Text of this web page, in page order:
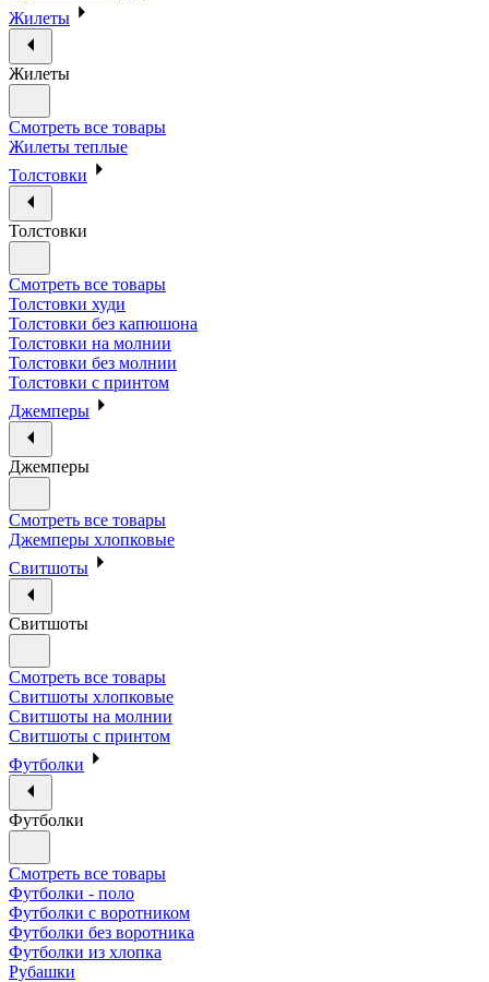
Жилеты
Жилеты
Смотреть все товары
Жилеты теплые
Толстовки
Толстовки
Смотреть все товары
Толстовки худи
Толстовки без капюшона
Толстовки на молнии
Толстовки без молнии
Толстовки с принтом
Джемперы
Джемперы
Смотреть все товары
Джемперы хлопковые
Свитшоты
Свитшоты
Смотреть все товары
Свитшоты хлопковые
Свитшоты на молнии
Свитшоты с принтом
Футболки
Футболки
Смотреть все товары
Футболки - поло
Футболки с воротником
Футболки без воротника
Футболки из хлопка
Рубашки